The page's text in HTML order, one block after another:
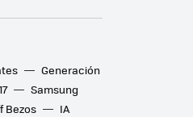
Generación
Samsung
Bezos IA